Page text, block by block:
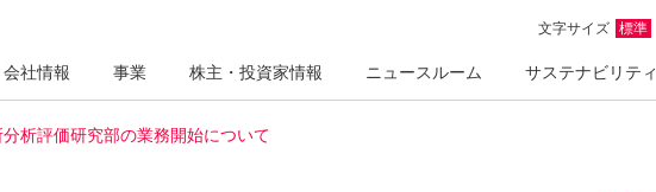
文字サイズ 標準
会社情報 事業 株主・投資家情報 ニュースルーム サステナビリティ
析評価研究部の業務開始について